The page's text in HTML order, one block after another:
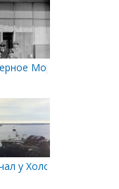
со стороны СМП
Морское
улицами Правды
у Холодильника.